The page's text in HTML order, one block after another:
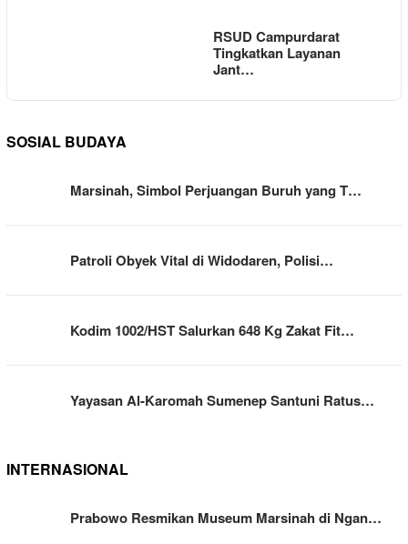
RSUD Campurdarat
Tingkatkan Layanan
Jant…
SOSIAL BUDAYA
Marsinah, Simbol Perjuangan Buruh yang T…
Patroli Obyek Vital di Widodaren, Polisi…
Kodim 1002/HST Salurkan 648 Kg Zakat Fit…
Yayasan Al-Karomah Sumenep Santuni Ratus…
INTERNASIONAL
Prabowo Resmikan Museum Marsinah di Ngan…